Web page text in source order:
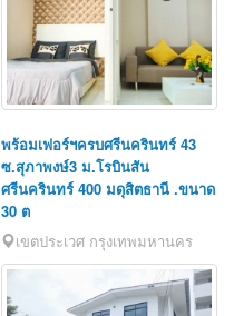
พร้อมเฟอร์ฯครบศรีนครินทร์ 43
ซ.สุภาพงษ์3 ม.โรบินสัน
ศรีนครินทร์ 400 มดุสิตธานี .ขนาด
30 ต
เขตประเวศ กรุงเทพมหานคร